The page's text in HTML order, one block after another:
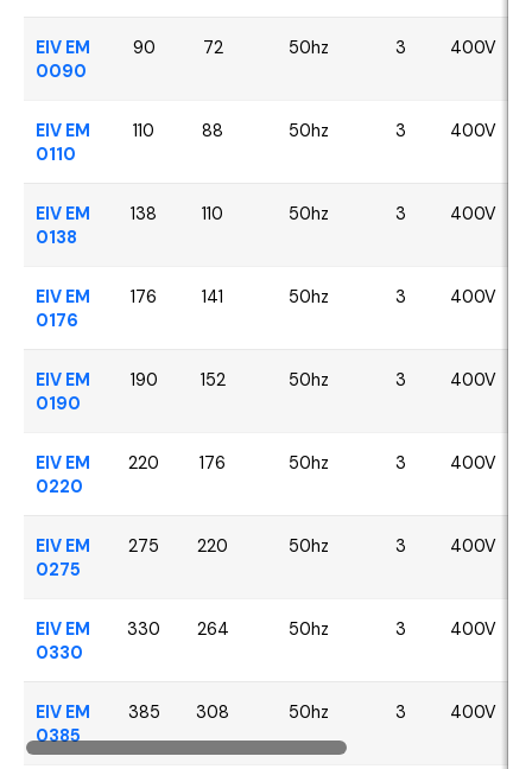
EIV EM
0090
90 72 50hz 3 400V
EIV EM
0110
110 88 50hz 3 400V
EIV EM
0138
138 110 50hz 3 400V
EIV EM
0176
176 141 50hz 3 400V
EIV EM
0190
190 152 50hz 3 400V
EIV EM
0220
220 176 50hz 3 400V
EIV EM
0275
275 220 50hz 3 400V
EIV EM
0330
330 264 50hz 3 400V
EIV EM
0385
385 308 50hz 3 400V